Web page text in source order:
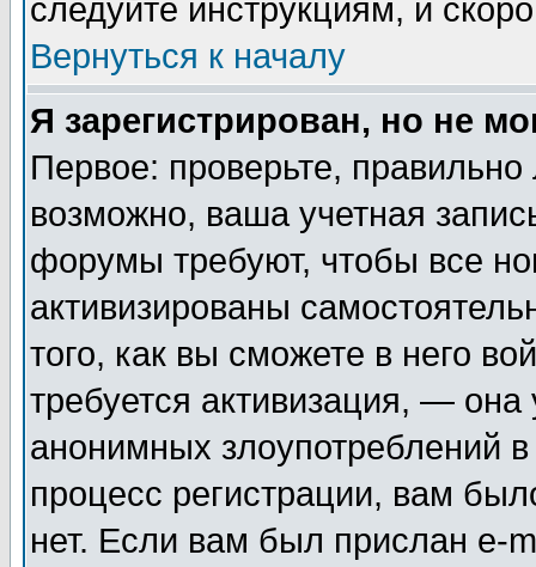
следуйте инструкциям, и
Вернуться к началу
Я зарегистрирован, но не
Первое: проверьте,
возможно, ваша учетная
форумы требуют, чтобы все
активизированы
того, как вы сможете в него
требуется активизация, —
анонимных злоупотреблений
процесс регистрации, вам
нет. Если вам был прислан e-